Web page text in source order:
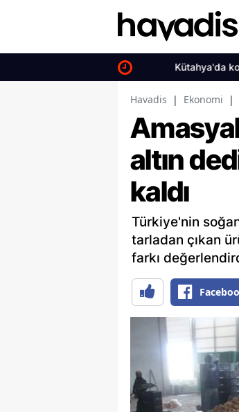
Kütahya'da
Havadis | Ekonomi |
altın
kaldı
Türkiye'nin
tarladan çıkan
farkı